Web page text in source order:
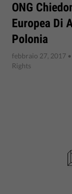
ONG
Europea Di
Polonia
febbraio 27, 2017
Rights